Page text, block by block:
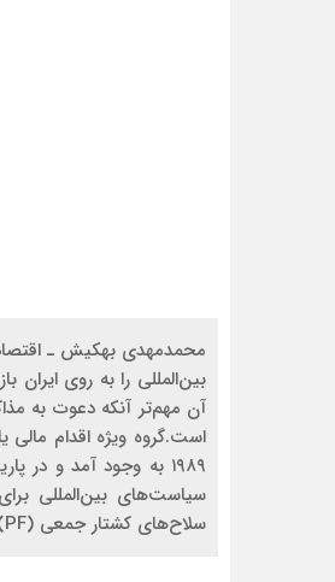
بین‌المللی را به روی
آن مهم‌تر آنکه دعوت به
۱۹۸۹ به ‌وجود آمد و
سلاح‌های کشتار جمعی (PF) را تامین کند.